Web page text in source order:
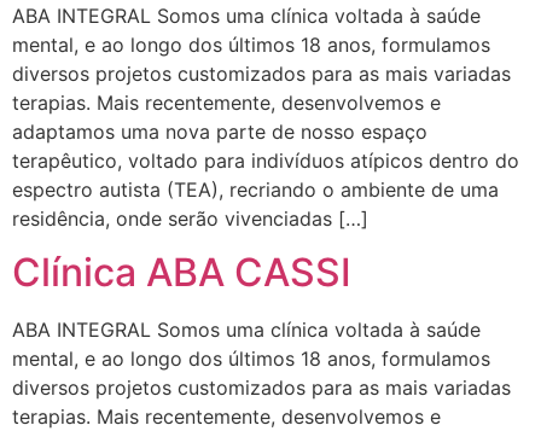
ABA INTEGRAL Somos uma clínica voltada à saúde
mental, e ao longo dos últimos 18 anos, formulamos
diversos projetos customizados para as mais variadas
terapias. Mais recentemente, desenvolvemos e
adaptamos uma nova parte de nosso espaço
terapêutico, voltado para indivíduos atípicos dentro do
espectro autista (TEA), recriando o ambiente de uma
residência, onde serão vivenciadas […]
Clínica ABA CASSI
ABA INTEGRAL Somos uma clínica voltada à saúde
mental, e ao longo dos últimos 18 anos, formulamos
diversos projetos customizados para as mais variadas
terapias. Mais recentemente, desenvolvemos e